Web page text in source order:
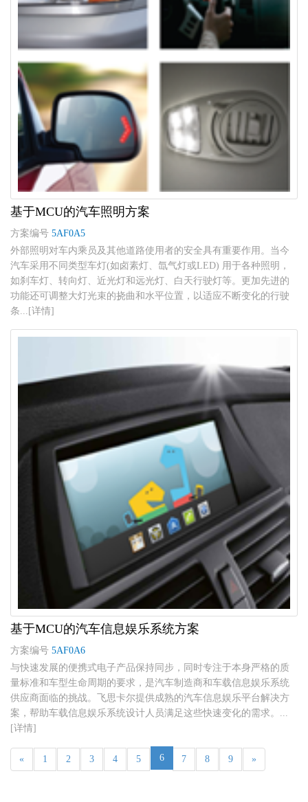
基于MCU的汽车照明方案
方案编号 5AF0A5
外部照明对车内乘员及其他道路使用者的安全具有重要作用。当今
汽车采用不同类型车灯(如卤素灯、氙气灯或LED) 用于各种照明，
如刹车灯、转向灯、近光灯和远光灯、白天行驶灯等。更加先进的
功能还可调整大灯光束的挠曲和水平位置，以适应不断变化的行驶
条...[详情]
基于MCU的汽车信息娱乐系统方案
方案编号 5AF0A6
与快速发展的便携式电子产品保持同步，同时专注于本身严格的质
量标准和车型生命周期的要求，是汽车制造商和车载信息娱乐系统
供应商面临的挑战。飞思卡尔提供成熟的汽车信息娱乐平台解决方
案，帮助车载信息娱乐系统设计人员满足这些快速变化的需求。...
[详情]
« 1 2 3 4 5 6 7 8 9 »